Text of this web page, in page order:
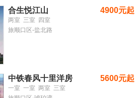
合生悦江山 4900元起
两室 三室
四室
旅顺口区-盐北路
中铁春风十里洋房 5600元起
一室一室两室 三室